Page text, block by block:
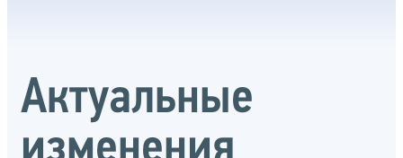
Актуальные